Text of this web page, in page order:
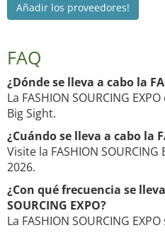
Añadir los proveedores!
FAQ
¿Dónde se lleva a cabo la
La FASHION SOURCING
Big Sight.
¿Cuándo se lleva a cabo la
Visite la FASHION
2026.
¿Con qué frecuencia se
SOURCING EXPO?
La FASHION SOURCING